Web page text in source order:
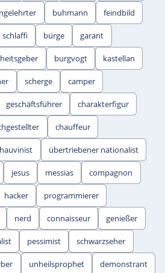
buhmann feindbild
schlaffi bürge garant
burgvogt kastellan
scherge camper
geschäftsführer charakterfigur
chauffeur
übertriebener nationalist
jesus messias compagnon
hacker programmierer
nerd connaisseur genießer
pessimist schwarzseher
unheilsprophet demonstrant